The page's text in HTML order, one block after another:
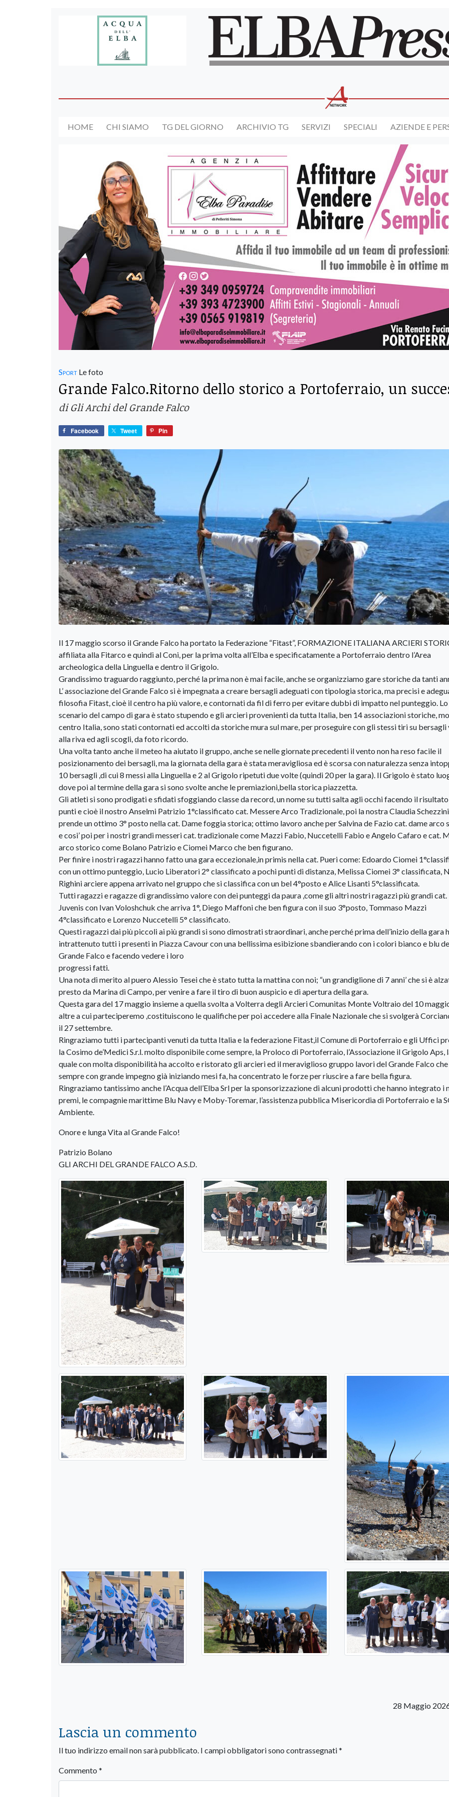
HOME CHI SIAMO TG DEL GIORNO ARCHIVIO TG SERVIZI SPECIALI AZIENDE E
Sport Le foto
Grande Falco.Ritorno dello storico a Portoferraio, un
di Gli Archi del Grande Falco
Facebook Tweet Pin
Il 17 maggio scorso il Grande Falco ha portato la Federazione “Fitast”, FORMAZIONE ITALIANA ARCIERI
affiliata alla Fitarco e quindi al Coni, per la prima volta all’Elba e specificatamente a Portoferraio dentro l’Area
archeologica della Linguella e dentro il Grigolo.
Grandissimo traguardo raggiunto, perché la prima non è mai facile, anche se organizziamo gare storiche da tanti
L’ associazione del Grande Falco si è impegnata a creare bersagli adeguati con tipologia storica, ma precisi e
filosofia Fitast, cioè il centro ha più valore, e contornati da fil di ferro per evitare dubbi di impatto nel punteggio. Lo
scenario del campo di gara è stato stupendo e gli arcieri provenienti da tutta Italia, ben 14 associazioni storiche,
centro Italia, sono stati contornati ed accolti da storiche mura sul mare, per proseguire con gli stessi tiri su bersagli
alla riva ed agli scogli, da foto ricordo.
Una volta tanto anche il meteo ha aiutato il gruppo, anche se nelle giornate precedenti il vento non ha reso facile il
posizionamento dei bersagli, ma la giornata della gara è stata meravigliosa ed è scorsa con naturalezza senza
10 bersagli ,di cui 8 messi alla Linguella e 2 al Grigolo ripetuti due volte (quindi 20 per la gara). Il Grigolo è stato
dove poi al termine della gara si sono svolte anche le premiazioni,bella storica piazzetta.
Gli atleti si sono prodigati e sfidati sfoggiando classe da record, un nome su tutti salta agli occhi facendo il
punti e cioè il nostro Anselmi Patrizio 1°classificato cat. Messere Arco Tradizionale, poi la nostra Claudia
prende un ottimo 3° posto nella cat. Dame foggia storica; ottimo lavoro anche per Salvina de Fazio cat. dame arco
e cosi’ poi per i nostri grandi messeri cat. tradizionale come Mazzi Fabio, Nuccetelli Fabio e Angelo Cafaro e cat.
arco storico come Bolano Patrizio e Ciomei Marco che ben figurano.
Per finire i nostri ragazzi hanno fatto una gara eccezionale,in primis nella cat. Pueri come: Edoardo Ciomei
con un ottimo punteggio, Lucio Liberatori 2° classificato a pochi punti di distanza, Melissa Ciomei 3° classificata,
Righini arciere appena arrivato nel gruppo che si classifica con un bel 4°posto e Alice Lisanti 5°classificata.
Tutti ragazzi e ragazze di grandissimo valore con dei punteggi da paura ,come gli altri nostri ragazzi più grandi cat.
Juvenis con Ivan Voloshchuk che arriva 1°, Diego Maffoni che ben figura con il suo 3°posto, Tommaso Mazzi
4°classificato e Lorenzo Nuccetelli 5° classificato.
Questi ragazzi dai più piccoli ai più grandi si sono dimostrati straordinari, anche perché prima dell’inizio della gara
intrattenuto tutti i presenti in Piazza Cavour con una bellissima esibizione sbandierando con i colori bianco e blu
Grande Falco e facendo vedere i loro
progressi fatti.
Una nota di merito al puero Alessio Tesei che è stato tutta la mattina con noi; “un grandiglione di 7 anni’ che si è
presto da Marina di Campo, per venire a fare il tiro di buon auspicio e di apertura della gara.
Questa gara del 17 maggio insieme a quella svolta a Volterra degli Arcieri Comunitas Monte Voltraio del 10
altre a cui parteciperemo ,costituiscono le qualifiche per poi accedere alla Finale Nazionale che si svolgerà
il 27 settembre.
Ringraziamo tutti i partecipanti venuti da tutta Italia e la federazione Fitast,il Comune di Portoferraio e gli Uffici
la Cosimo de’Medici S.r.l. molto disponibile come sempre, la Proloco di Portoferraio, l’Associazione il Grigolo Aps,
quale con molta disponibilità ha accolto e ristorato gli arcieri ed il meraviglioso gruppo lavori del Grande Falco
sempre con grande impegno già iniziando mesi fa, ha concentrato le forze per riuscire a fare bella figura.
Ringraziamo tantissimo anche l’Acqua dell’Elba Srl per la sponsorizzazione di alcuni prodotti che hanno integrato i
premi, le compagnie marittime Blu Navy e Moby-Toremar, l’assistenza pubblica Misericordia di Portoferraio e la
Ambiente.
Onore e lunga Vita al Grande Falco!
Patrizio Bolano
GLI ARCHI DEL GRANDE FALCO A.S.D.
28 Maggio
Lascia un commento
Il tuo indirizzo email non sarà pubblicato. I campi obbligatori sono contrassegnati*
Commento *